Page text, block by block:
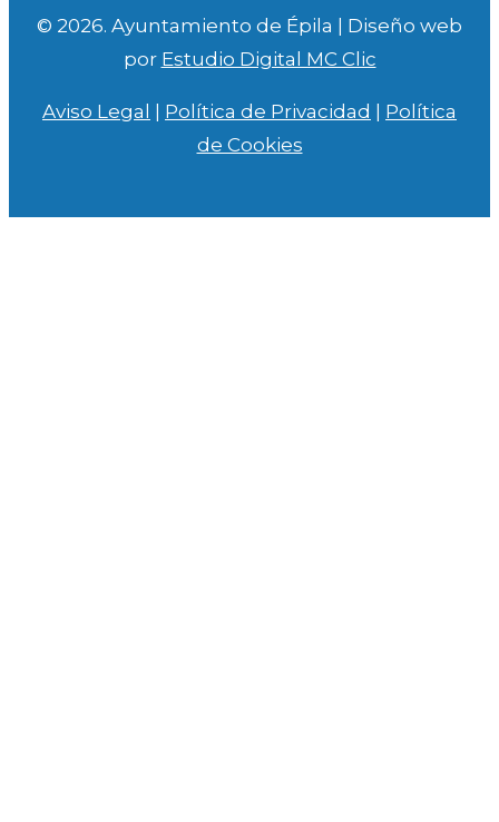
© 2026. Ayuntamiento de Épila | Diseño web
por Estudio Digital MC Clic
Aviso Legal Política de Privacidad
Política
de Cookies